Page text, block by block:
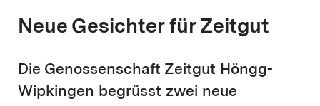
Neue Gesichter für Zeitgut
Die Genossenschaft Zeitgut Höngg-
Wipkingen begrüsst zwei neue